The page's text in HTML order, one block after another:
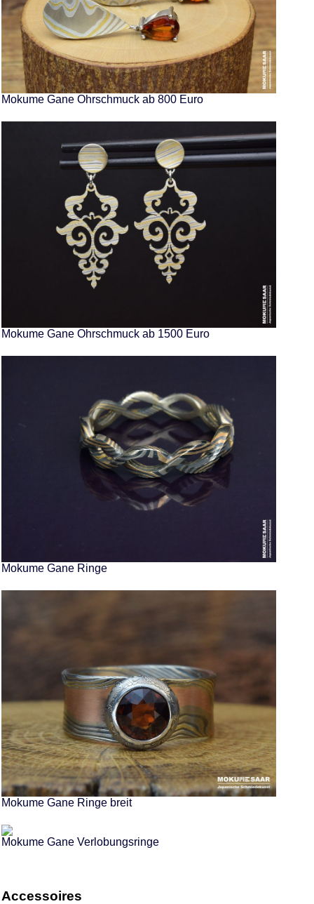
Mokume Gane Ohrschmuck ab 800 Euro
Mokume Gane Ohrschmuck ab 1500 Euro
Mokume Gane Ringe
Mokume Gane Ringe breit
Mokume Gane Verlobungsringe
Accessoires